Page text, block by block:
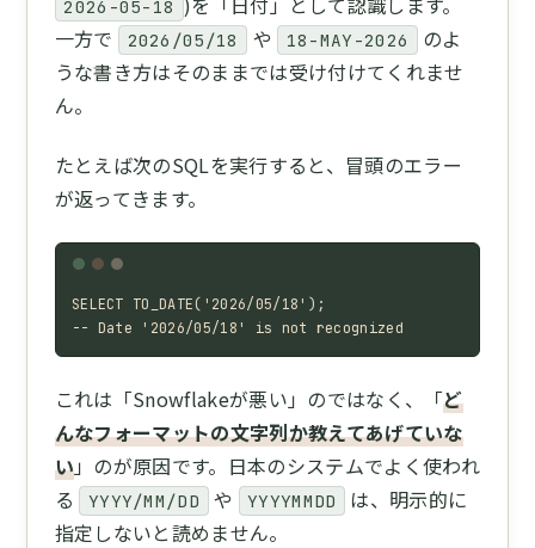
2026-05-18
一方で
2026/05/18 や 18-MAY-2026
のよ
うな書き方はそのままでは受け付けてくれませ
ん。
たとえば次のSQLを実行すると、冒頭のエラー
が返ってきます。
SELECT TO_DATE('2026/05/18');
-- Date '2026/05/18' is not recognized
これは「Snowflakeが悪い」のではなく、「ど
んなフォーマットの文字列か教えてあげていな
い」のが原因です。日本のシステムでよく使われ
る
YYYY/MM/DD や YYYYMMDD
は、明示的に
指定しないと読めません。